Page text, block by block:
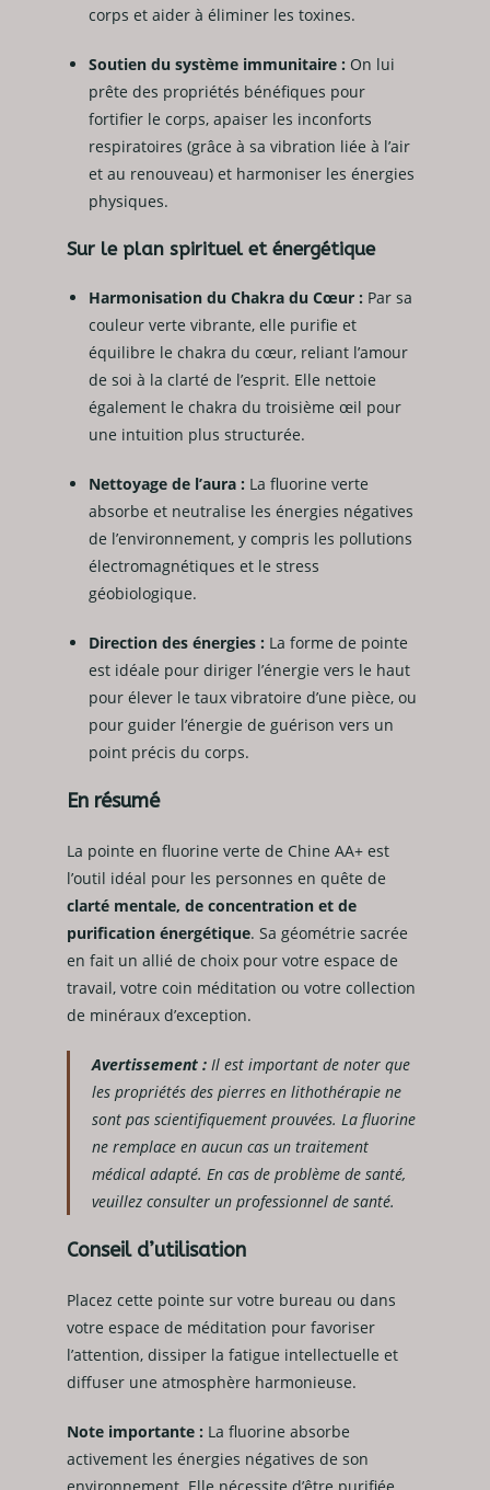
corps et aider à éliminer les toxines.
Soutien du système immunitaire : On lui
prête des propriétés bénéfiques pour
fortifier le corps, apaiser les inconforts
respiratoires (grâce à sa vibration liée à l’air
et au renouveau) et harmoniser les énergies
physiques.
Sur le plan spirituel et énergétique
Harmonisation du Chakra du Cœur : Par sa
couleur verte vibrante, elle purifie et
équilibre le chakra du cœur, reliant l’amour
de soi à la clarté de l’esprit. Elle nettoie
également le chakra du troisième œil pour
une intuition plus structurée.
Nettoyage de l’aura : La fluorine verte
absorbe et neutralise les énergies négatives
de l’environnement, y compris les pollutions
électromagnétiques et le stress
géobiologique.
Direction des énergies : La forme de pointe
est idéale pour diriger l’énergie vers le haut
pour élever le taux vibratoire d’une pièce, ou
pour guider l’énergie de guérison vers un
point précis du corps.
En résumé
La pointe en fluorine verte de Chine AA+ est
l’outil idéal pour les personnes en quête de
clarté mentale, de concentration et de
purification énergétique. Sa géométrie sacrée
en fait un allié de choix pour votre espace de
travail, votre coin méditation ou votre collection
de minéraux d’exception.
Avertissement :Il est important de noter que
les propriétés des pierres en lithothérapie ne
sont pas scientifiquement prouvées. La fluorine
ne remplace en aucun cas un traitement
médical adapté. En cas de problème de santé,
veuillez consulter un professionnel de santé.
Conseil d’utilisation
Placez cette pointe sur votre bureau ou dans
votre espace de méditation pour favoriser
l’attention, dissiper la fatigue intellectuelle et
diffuser une atmosphère harmonieuse.
Note importante : La fluorine absorbe
activement les énergies négatives de son